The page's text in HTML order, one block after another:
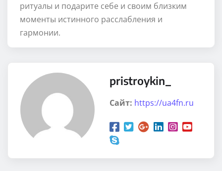
ритуалы и подарите себе и своим близким
моменты истинного расслабления и
гармонии.
pristroykin_
Сайт: https://ua4fn.ru